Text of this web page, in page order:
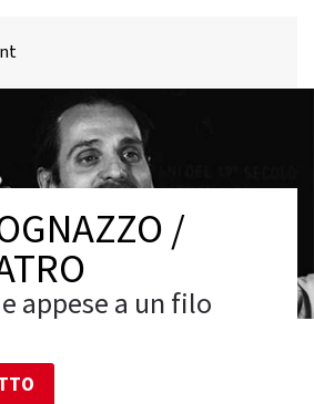
/
appese a un filo